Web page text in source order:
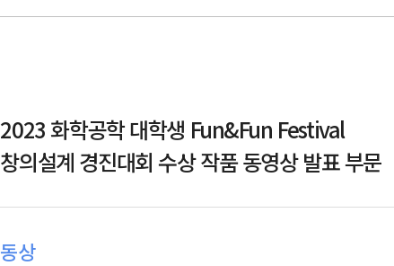
2023 화학공학 대학생 Fun&Fun Festival
창의설계 경진대회 수상 작품 동영상 발표 부문
동상